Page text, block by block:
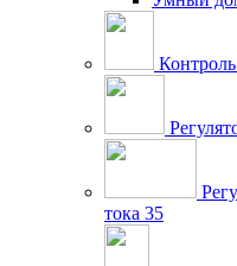
тока 35